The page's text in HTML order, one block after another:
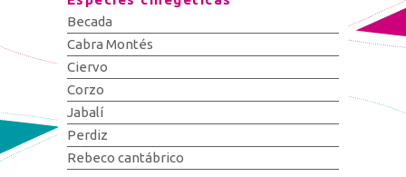
Becada
Cabra Montés
Ciervo
Corzo
Jabalí
Perdiz
Rebeco cantábrico